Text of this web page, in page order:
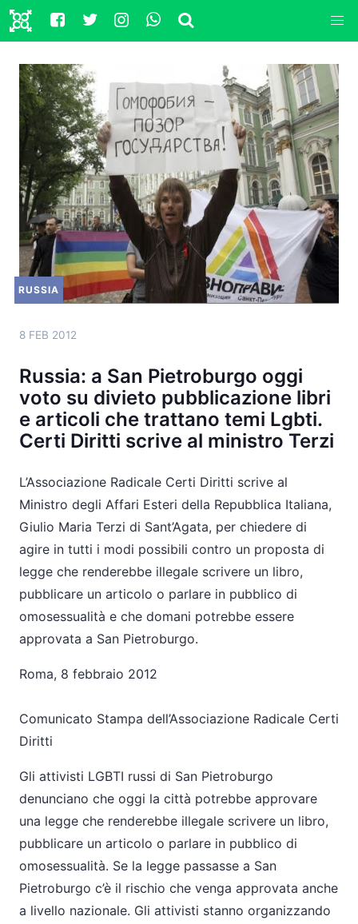
RUSSIA
8 FEB 2012
Russia: a San Pietroburgo oggi
voto su divieto pubblicazione libri
e articoli che trattano temi Lgbti.
Certi Diritti scrive al ministro Terzi
L’Associazione Radicale Certi Diritti scrive al
Ministro degli Affari Esteri della Repubblica Italiana,
Giulio Maria Terzi di Sant’Agata, per chiedere di
agire in tutti i modi possibili contro un proposta di
legge che renderebbe illegale scrivere un libro,
pubblicare un articolo o parlare in pubblico di
omosessualità e che domani potrebbe essere
approvata a San Pietroburgo.
Roma, 8 febbraio 2012
Comunicato Stampa dell’Associazione Radicale Certi
Diritti
Gli attivisti LGBTI russi di San Pietroburgo
denunciano che oggi la città potrebbe approvare
una legge che renderebbe illegale scrivere un libro,
pubblicare un articolo o parlare in pubblico di
omosessualità. Se la legge passasse a San
Pietroburgo c’è il rischio che venga approvata anche
a livello nazionale. Gli attivisti stanno organizzando